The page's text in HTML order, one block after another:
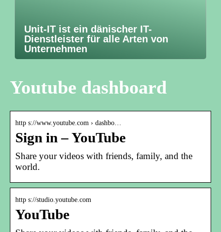
Unit-IT ist ein dänischer IT-
Dienstleister für alle Arten von
Unternehmen
Youtube dashboard
http s://www.youtube.com › dashbo…
Sign in – YouTube
Share your videos with friends, family, and the
world.
http s://studio.youtube.com
YouTube